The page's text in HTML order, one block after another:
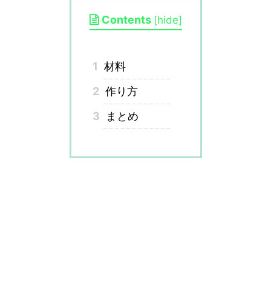
Contents [hide]
1 材料
2 作り方
3
まとめ